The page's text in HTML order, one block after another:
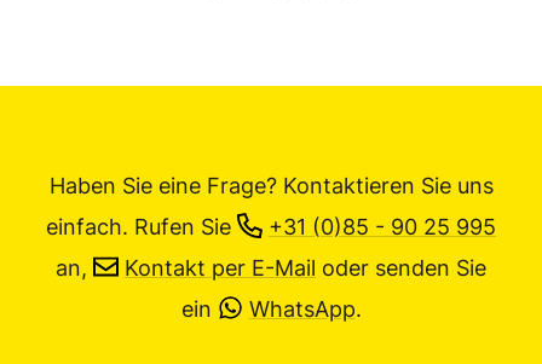
Haben Sie eine Frage? Kontaktieren Sie uns
einfach. Rufen Sie
+31 (0)85 - 90 25 995
an,
Kontakt per E-Mail oder senden Sie
ein
WhatsApp.